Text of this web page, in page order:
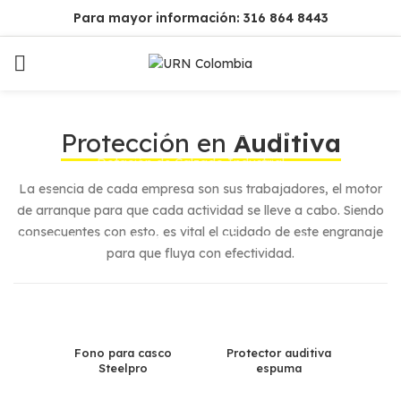
Para mayor información: 316 864 8443
Protección en Auditiva
La esencia de cada empresa son sus trabajadores, el motor
de arranque para que cada actividad se lleve a cabo. Siendo
consecuentes con esto, es vital el cuidado de este engranaje
para que fluya con efectividad.
Fono para casco
Steelpro
Protector auditiva
espuma
INICIO PRODUCTOS
Dotación de Seguridad Industrial
Dotación de Calzado Industrial
QUIÉNES SOMOS CLIENTES
DISTRIBUIDORES CONTÁCTENOS